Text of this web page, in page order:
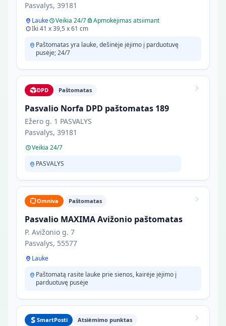
Pasvalys, 39181
Lauke Veikia 24/7
Apmokėjimas atsiimant
Iki 41 x 39,5 x 61 cm
Paštomatas yra lauke, dešinėje įėjimo į parduotuvę
pusėje; 24/7
DPD Paštomatas
Pasvalio Norfa DPD paštomatas 189
Ežero g. 1 PASVALYS
Pasvalys, 39181
Veikia 24/7
PASVALYS
Omniva Paštomatas
Pasvalio MAXIMA Avižonio paštomatas
P. Avižonio g. 7
Pasvalys, 55577
Lauke
Paštomatą rasite lauke prie sienos, kairėje įėjimo į
parduotuvę pusėje
SmartPosti Atsiėmimo punktas